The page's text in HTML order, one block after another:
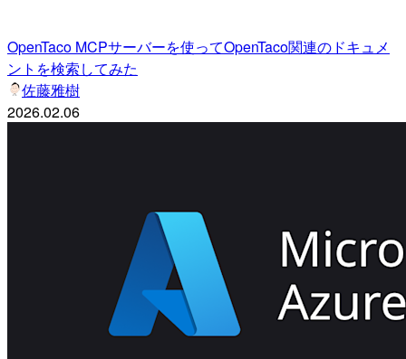
OpenTaco MCPサーバーを使ってOpenTaco関連のドキュメ
ントを検索してみた
佐藤雅樹
2026.02.06